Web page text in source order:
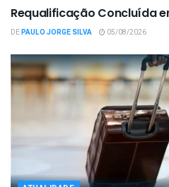
Requalificação Concluída
DEPAULO JORGE SILVA 05/08/2026